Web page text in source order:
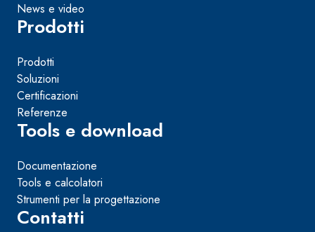
News e video
Prodotti
Prodotti
Soluzioni
Certificazioni
Referenze
Tools e download
Documentazione
Tools e calcolatori
Strumenti per la progettazione
Contatti